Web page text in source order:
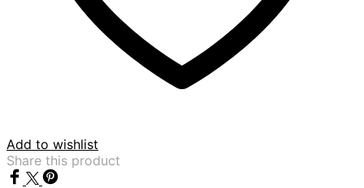
Add to wishlist
Share this product